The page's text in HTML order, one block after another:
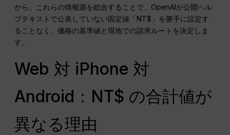
から。これらの情報源を総合することで、OpenAIが公開ヘル
プテキストで公表していない固定値「NT$」を勝手に設定す
ることなく、価格の基準値と現地での請求ルートを決定しま
す。.
Web 対 iPhone 対
Android：NT$ の合計値が
異なる理由